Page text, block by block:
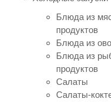
Блюда из
продуктов
Блюда из
Блюда из
продуктов
Салаты
Салаты-